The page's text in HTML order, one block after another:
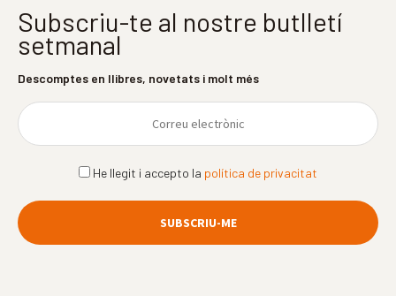
Subscriu-te al nostre butlletí
setmanal
Descomptes en llibres, novetats i molt més
He llegit i accepto la política de privacitat